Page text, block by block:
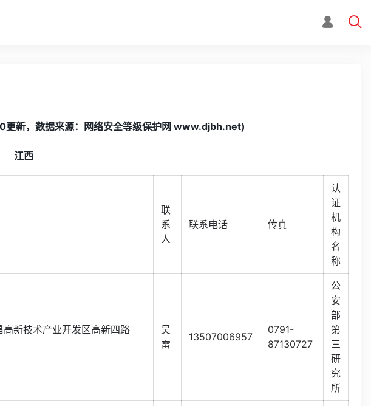
新，数据来源：网络安全等级保护网 www.djbh.net)
江西
联
系
人
联系电话 传真
认
证
机
构
名
称
高新技术产业开发区高新四路
吴
雷
13507006957
0791-
87130727
公
安
部
第
三
研
究
所